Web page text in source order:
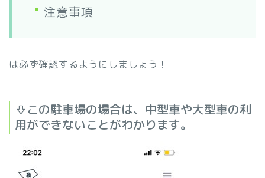
注意事項
は必ず確認するようにしましょう！
⇩この駐車場の場合は、中型車や大型車の利
用ができないことがわかります。